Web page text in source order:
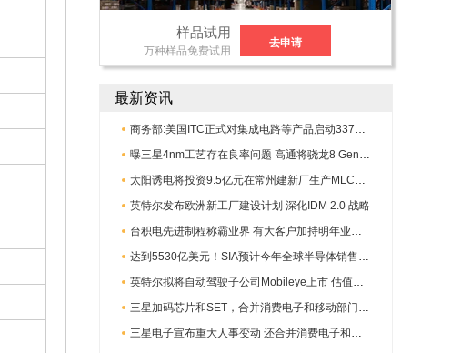
样品试用
万种样品免费试用
去申请
最新资讯
商务部:美国ITC正式对集成电路等产品启动337调查
曝三星4nm工艺存在良率问题 高通将骁龙8 Gen1或转产台积电
太阳诱电将投资9.5亿元在常州建新厂生产MLCC 预计2023年完工
英特尔发布欧洲新工厂建设计划 深化IDM 2.0 战略
台积电先进制程称霸业界 有大客户加持明年业绩稳了
达到5530亿美元！SIA预计今年全球半导体销售额将创下新高
英特尔拟将自动驾驶子公司Mobileye上市 估值或超500亿美元
三星加码芯片和SET，合并消费电子和移动部门，撤换高东真等 CEO
三星电子宣布重大人事变动 还合并消费电子和移动部门